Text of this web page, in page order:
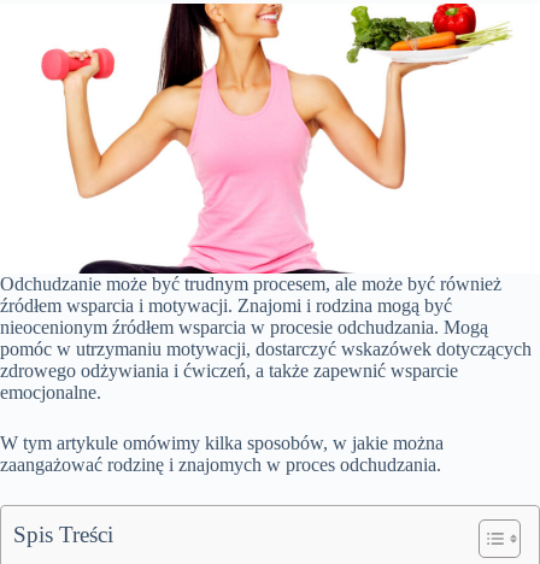
Odchudzanie może być trudnym procesem, ale może być również
źródłem wsparcia i motywacji. Znajomi i rodzina mogą być
nieocenionym źródłem wsparcia w procesie odchudzania. Mogą
pomóc w utrzymaniu motywacji, dostarczyć wskazówek dotyczących
zdrowego odżywiania i ćwiczeń, a także zapewnić wsparcie
emocjonalne.
W tym artykule omówimy kilka sposobów, w jakie można
zaangażować rodzinę i znajomych w proces odchudzania.
Spis Treści